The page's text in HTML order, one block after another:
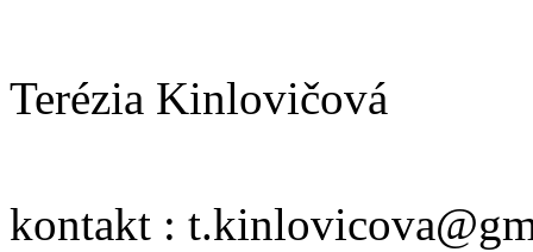
Terézia Kinlovičová
kontakt :